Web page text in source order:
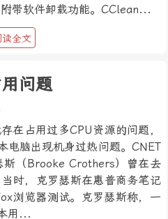
带软件卸载功能。CClean...
读全文
问题
在占用过多CPU资源的问题，
电脑出现机身过热问题。CNET
斯（Brooke Crothers）曾在去
时，克罗瑟斯在惠普商务笔记
浏览器测试。克罗瑟斯称，一
用...